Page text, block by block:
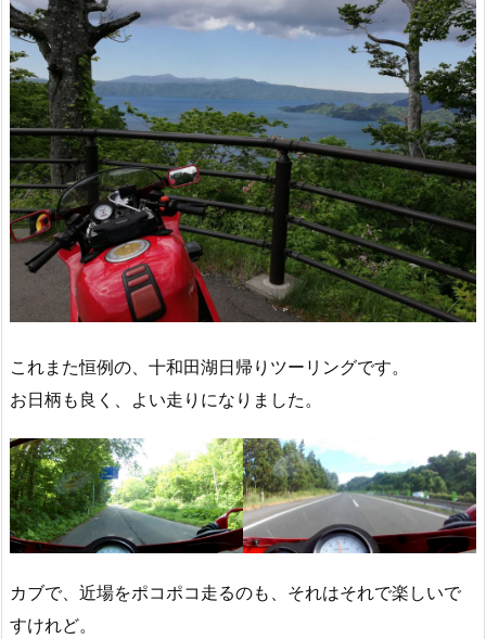
これまた恒例の、十和田湖日帰りツーリングです。
お日柄も良く、よい走りになりました。
カブで、近場をポコポコ走るのも、それはそれで楽しいで
すけれど。